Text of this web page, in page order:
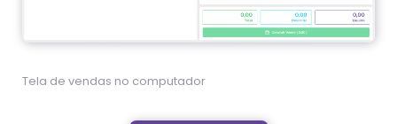
Tela de vendas no computador